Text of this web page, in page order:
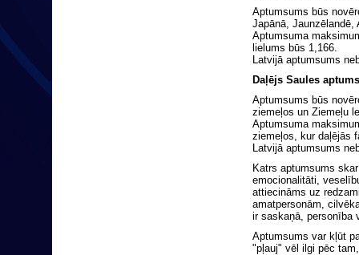
Aptumsums būs
Japānā, Jaunzēlandē,
Aptumsuma
lielums būs 1,166.
Latvijā aptumsums
Daļējs Saules
Aptumsums būs
ziemeļos un Ziemeļu
Aptumsuma
ziemeļos, kur daļējās
Latvijā aptumsums
Katrs aptumsums
emocionalitāti,
attiecināms uz
amatpersonām,
ir saskaņā, personība
Aptumsums var kļūt
"pļauj" vēl ilgi pēc